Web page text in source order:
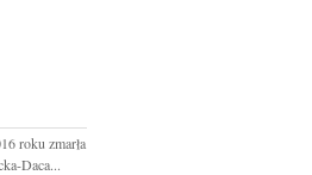
roku zmarła
Daca...